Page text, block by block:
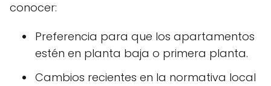
conocer:
Preferencia para que los apartamentos
estén en planta baja o primera planta.
Cambios recientes en la normativa local